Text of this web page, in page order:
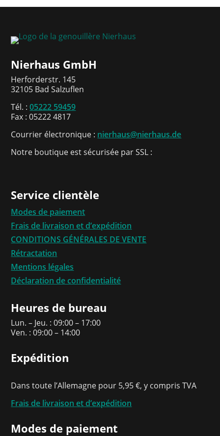
Nierhaus GmbH
Herforderstr. 145
32105 Bad Salzuflen
Tél. :05222 59459
Fax : 05222 4817
Courrier électronique : nierhaus@nierhaus.de
Notre boutique est sécurisée par SSL :
Service clientèle
Modes de paiement
Frais de livraison et d’expédition
CONDITIONS GÉNÉRALES DE VENTE
Rétractation
Mentions légales
Déclaration de confidentialité
Heures de bureau
Lun. – Jeu. : 09:00 – 17:00
Ven. : 09:00 – 14:00
Expédition
Dans toute l’Allemagne pour 5,95 €, y compris TVA
Frais de livraison et d’expédition
Modes de paiement